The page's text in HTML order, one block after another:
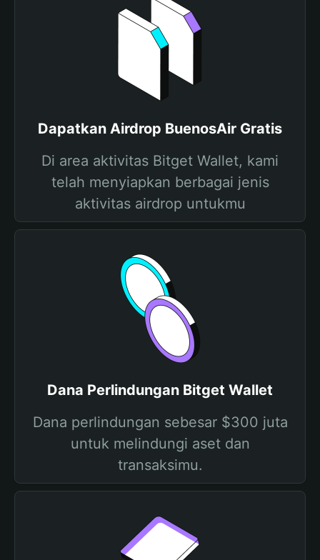
Dapatkan Airdrop BuenosAir Gratis
Di area aktivitas Bitget Wallet, kami
telah menyiapkan berbagai jenis
aktivitas airdrop untukmu
Dana Perlindungan Bitget Wallet
Dana perlindungan sebesar $300 juta
untuk melindungi aset dan
transaksimu.